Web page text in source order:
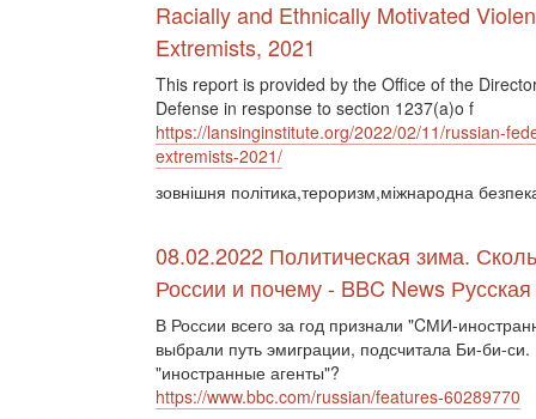
Racially and Ethnically Motivated
Extremists, 2021
This report is provided by the Office of the
Defense in response to section 1237(a)o f
https://lansinginstitute.org/2022/02/11/russian-
extremists-2021/
зовнішня політика,тероризм,міжнародна
08.02.2022 Политическая зима.
России и почему - BBC News
В России всего за год признали "CМИ-
выбрали путь эмиграции, подсчитала Би-би-
"иностранные агенты"?
https://www.bbc.com/russian/features-60289770